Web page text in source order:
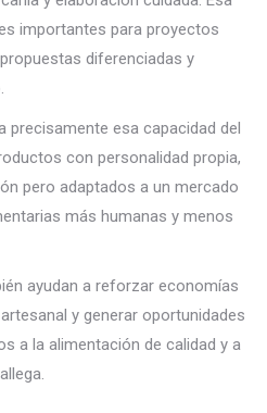
importantes para proyectos
diferenciadas y
precisamente esa capacidad del
con personalidad propia,
pero adaptados a un mercado
más humanas y menos
ayudan a reforzar economías
y generar oportunidades
a la alimentación de calidad y a